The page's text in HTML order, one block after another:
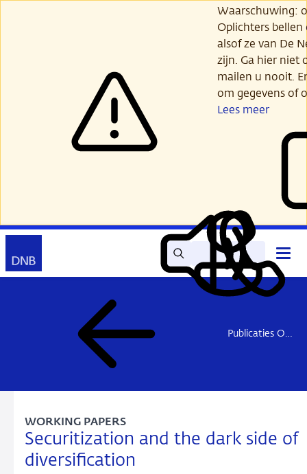
Waarschuwing:
Oplichters
alsof ze van De
zijn. Ga hier niet
mailen u nooit.
om gegevens of
Lees meer
Zoek Lees
voor
Mijn
DNB
Contact
Publicaties Onderzoek
Securitization and the dark side of
diversification
WORKING PAPERS